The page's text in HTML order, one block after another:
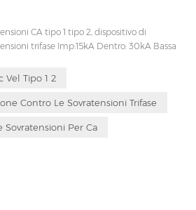
CA tipo 1 tipo 2, dispositivo di
trifase Imp:15kA Dentro: 30kA Bassa
Vel Tipo 1 2
Contro Le Sovratensioni Trifase
Per Ca